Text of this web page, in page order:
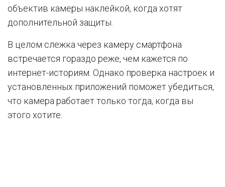
объектив камеры наклейкой, когда хотят
дополнительной защиты.
В целом слежка через камеру смартфона
встречается гораздо реже, чем кажется по
интернет-историям. Однако проверка настроек и
установленных приложений поможет убедиться,
что камера работает только тогда, когда вы
этого хотите.